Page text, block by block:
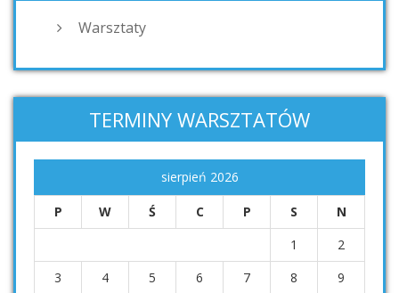
Warsztaty
TERMINY WARSZTATÓW
sierpień 2026
P W Ś C P S N
1
2
3
4 5 6 7 8
9